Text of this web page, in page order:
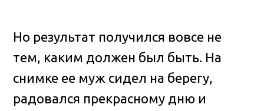
Но результат получился вовсе не
тем, каким должен был быть. На
снимке ее муж сидел на берегу,
радовался прекрасному дню и